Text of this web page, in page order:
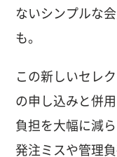
ないシンプルな
も。
この新しいセレ
の申し込みと併
負担を大幅に減
発注ミスや管理